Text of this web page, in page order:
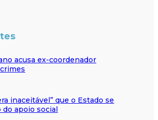
acusa ex-coordenador
inaceitável” que o Estado se
apoio social